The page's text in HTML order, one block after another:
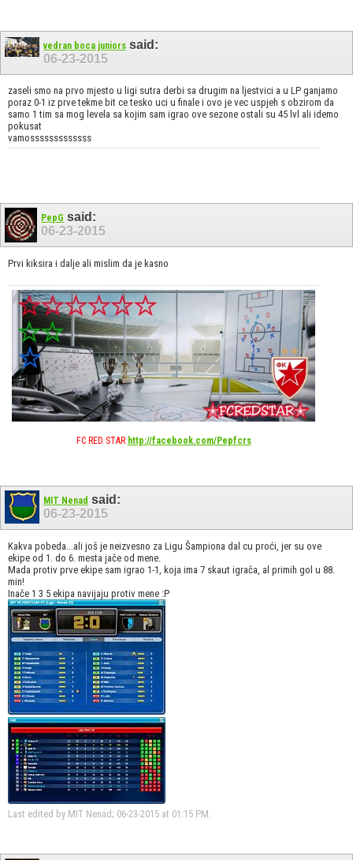
vedran boca juniors said:
06-23-2015
zaseli smo na prvo mjesto u ligi sutra derbi sa drugim na ljestvici a u LP ganjamo
poraz 0-1 iz prve tekme bit ce tesko uci u finale i ovo je vec uspjeh s obzirom da
samo 1 tim sa mog levela sa kojim sam igrao ove sezone ostali su 45 lvl ali idemo
pokusat
vamosssssssssssss
PepG said:
06-23-2015
Prvi kiksira i dalje ali mislim da je kasno
FC RED STAR http://facebook.com/Pepfcrs
MIT Nenad said:
06-23-2015
Kakva pobeda...ali još je neizvesno za Ligu Šampiona dal cu proći, jer su ove
ekipe od 1. do 6. mesta jače od mene.
Mada protiv prve ekipe sam igrao 1-1, koja ima 7 skaut igrača, al primih gol u 88.
min!
Inače 1 3 5 ekipa navijaju protiv mene :P
Last edited by MIT Nenad; 06-23-2015 at 01:15 PM.